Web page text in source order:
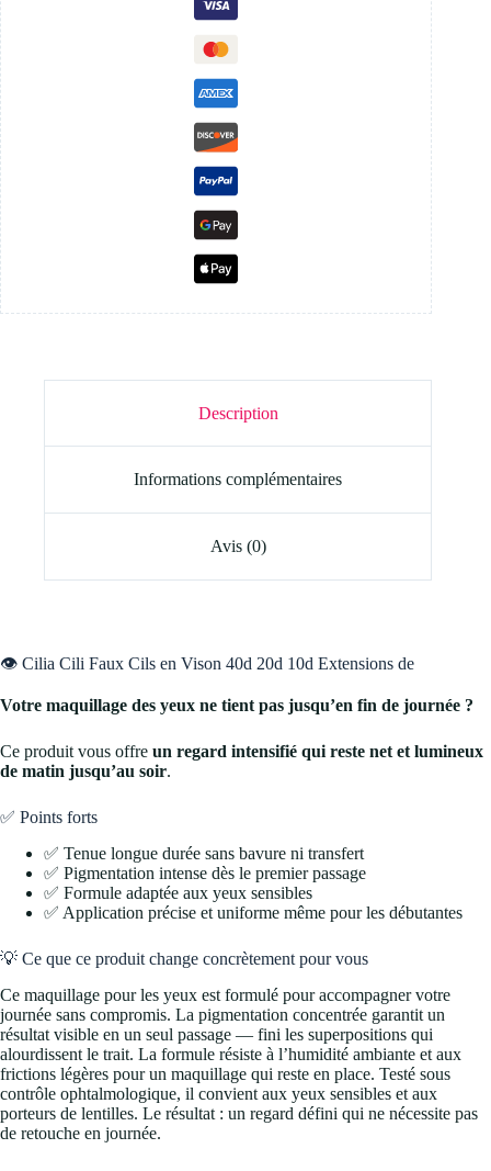
Description
Informations complémentaires
Avis (0)
👁️ Cilia Cili Faux Cils en Vison 40d 20d 10d Extensions de
Votre maquillage des yeux ne tient pas jusqu’en fin de journée ?
Ce produit vous offre un regard intensifié qui reste net et lumineux
de matin jusqu’au soir.
✅ Points forts
✅ Tenue longue durée sans bavure ni transfert
✅ Pigmentation intense dès le premier passage
✅ Formule adaptée aux yeux sensibles
✅ Application précise et uniforme même pour les débutantes
💡 Ce que ce produit change concrètement pour vous
Ce maquillage pour les yeux est formulé pour accompagner votre
journée sans compromis. La pigmentation concentrée garantit un
résultat visible en un seul passage — fini les superpositions qui
alourdissent le trait. La formule résiste à l’humidité ambiante et aux
frictions légères pour un maquillage qui reste en place. Testé sous
contrôle ophtalmologique, il convient aux yeux sensibles et aux
porteurs de lentilles. Le résultat : un regard défini qui ne nécessite pas
de retouche en journée.